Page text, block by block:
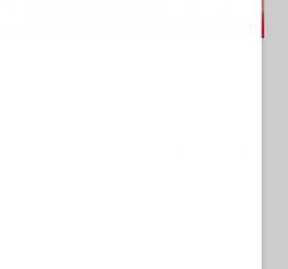
el compromiso de
2030 junto a España